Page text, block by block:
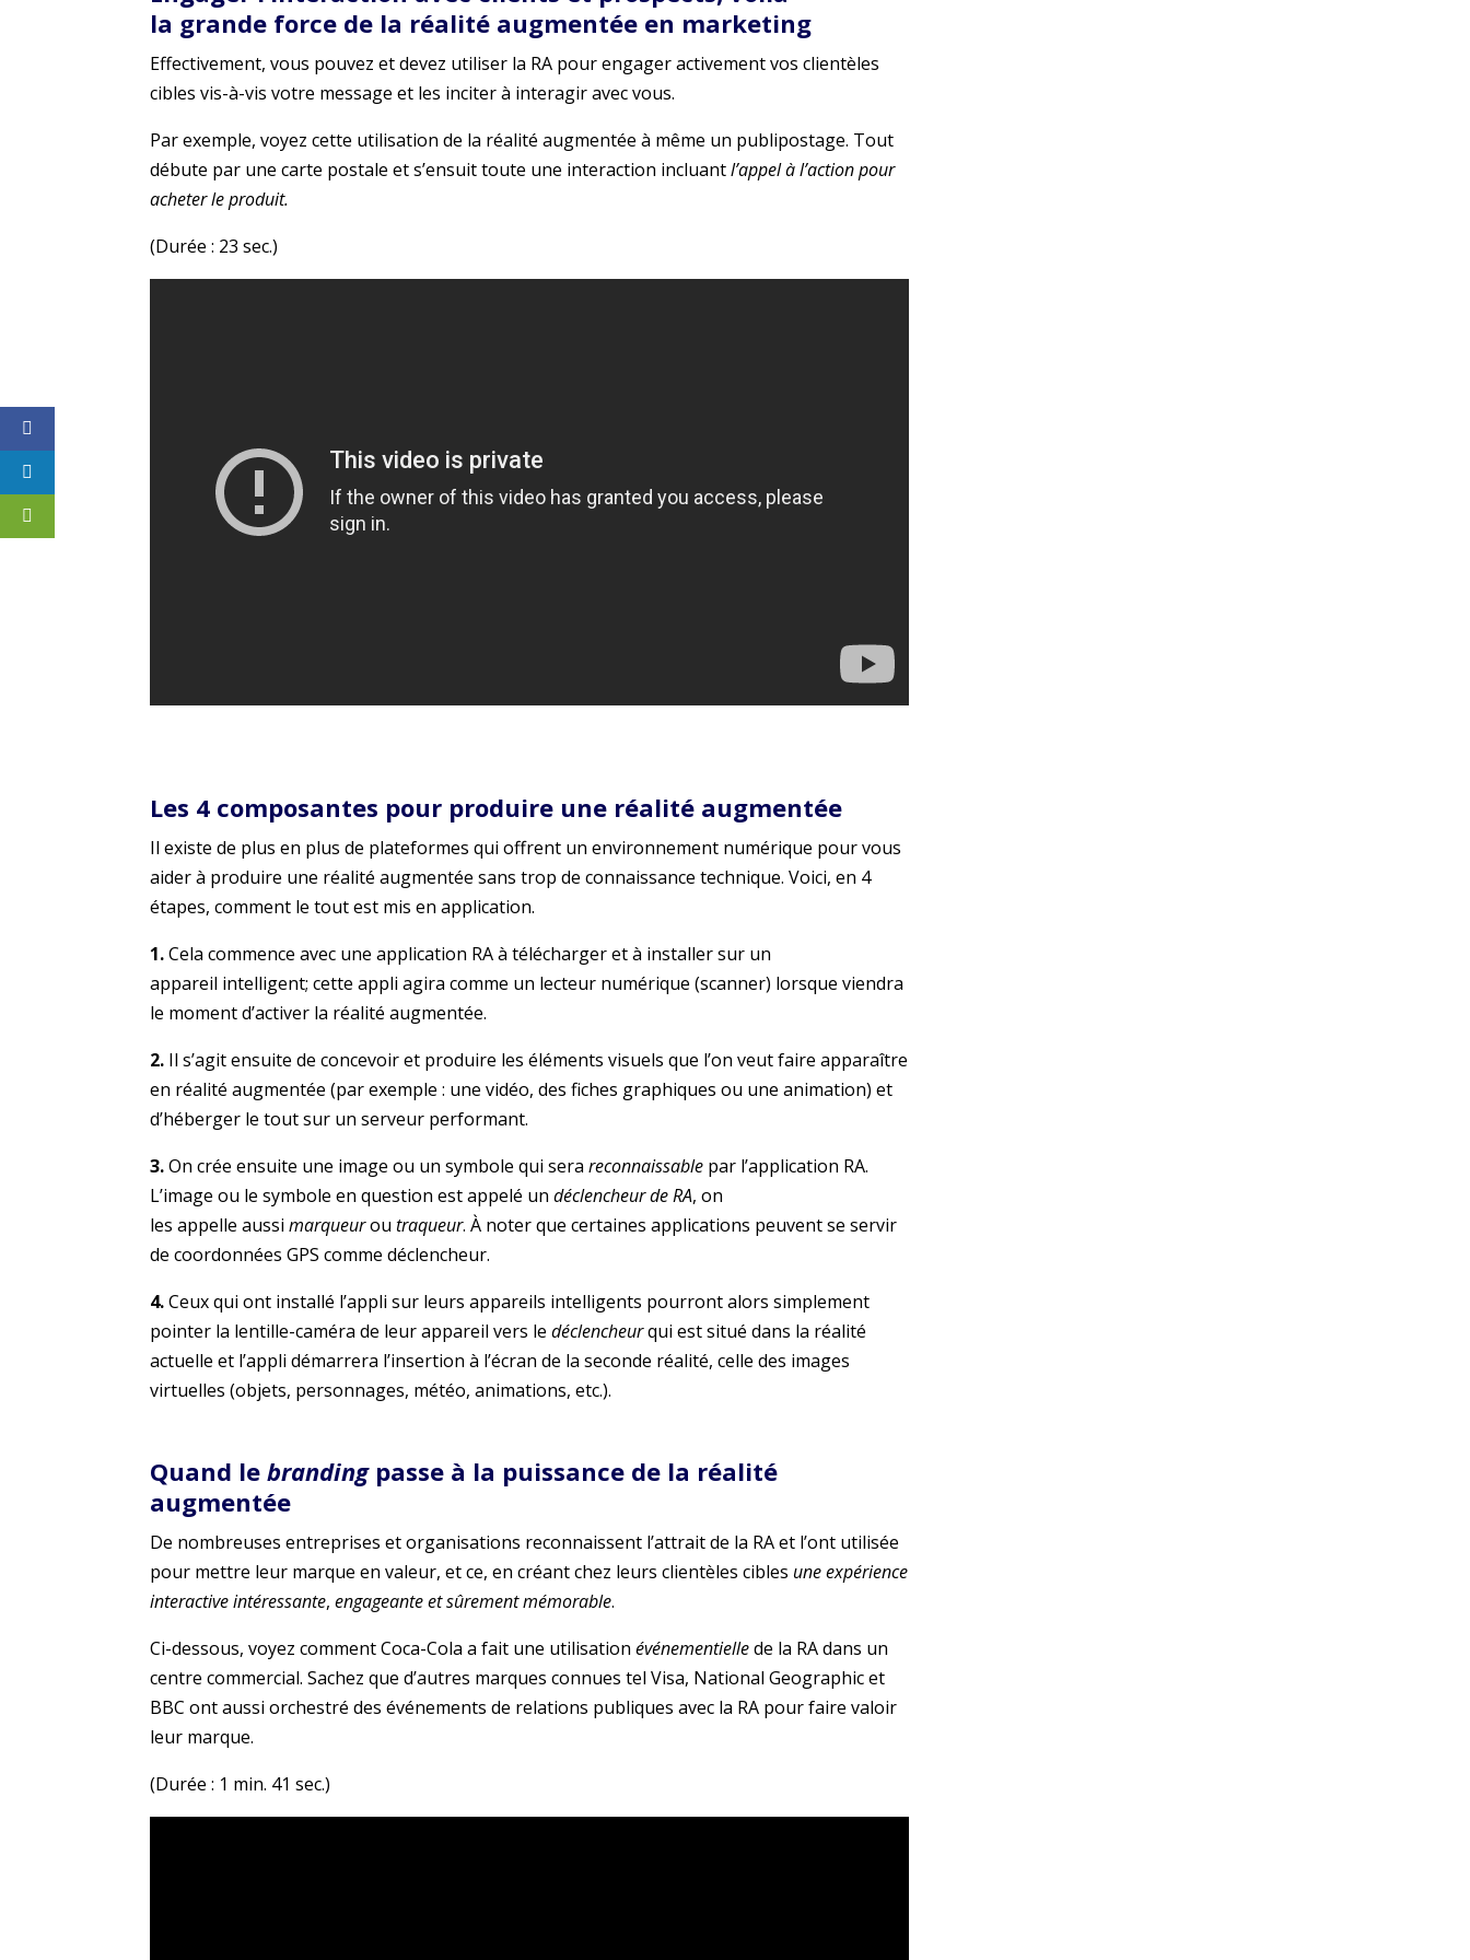
la grande force de la réalité augmentée en marketing
Effectivement, vous pouvez et devez utiliser la RA pour engager activement vos clientèles
cibles vis-à-vis votre message et les inciter à interagir avec vous.
Par exemple, voyez cette utilisation de la réalité augmentée à même un publipostage. Tout
débute par une carte postale et s’ensuit toute une interaction incluantl’appel à l’action pour
acheter le produit.
(Durée : 23 sec.)
Les 4 composantes pour produire une réalité augmentée
Il existe de plus en plus de plateformes qui offrent un environnement numérique pour vous
aider à produire une réalité augmentée sans trop de connaissance technique. Voici, en 4
étapes, comment le tout est mis en application.
1.Cela commence avec une application RA à télécharger et à installer sur un
appareil intelligent; cette appli agira comme un lecteur numérique (scanner) lorsque viendra
le moment d’activer la réalité augmentée.
2. Il s’agit ensuite de concevoir et produire les éléments visuels que l’on veut faire apparaître
en réalité augmentée (par exemple : une vidéo, des fiches graphiques ou une animation) et
d’héberger le tout sur un serveur performant.
3.On crée ensuite une image ou un symbole qui sera reconnaissable par l’application RA.
L’image ou le symbole en question est appelé un déclencheur de RA, on
les appelle aussi marqueurou traqueur. À noter que certaines applications peuvent se servir
de coordonnées GPS comme déclencheur.
4.Ceux qui ont installé l’appli sur leurs appareils intelligents pourront alors simplement
pointer la lentille-caméra de leur appareil vers le déclencheurqui est situé dans la réalité
actuelle et l’appli démarrera l’insertion à l’écran de la seconde réalité, celle des images
virtuelles (objets, personnages, météo, animations, etc.).
Quand le brandingpasse à la puissance de la réalité
augmentée
De nombreuses entreprises et organisations reconnaissent l’attrait de la RA et l’ont utilisée
pour mettre leur marque en valeur, et ce, en créant chez leurs clientèles cibles une expérience
interactive intéressante, engageante et sûrement mémorable.
Ci-dessous, voyez comment Coca-Cola a fait une utilisation événementiellede la RA dans un
centre commercial. Sachez que d’autres marques connues tel Visa, National Geographic et
BBC ont aussi orchestré des événements de relations publiques avec la RA pour faire valoir
leur marque.
(Durée : 1 min. 41 sec.)